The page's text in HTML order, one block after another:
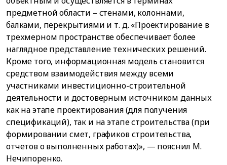
предметной области – стенами, колоннами,
балками, перекрытиями и т. д. «Проектирование в
трехмерном пространстве обеспечивает более
наглядное представление технических решений.
Кроме того, информационная модель становится
средством взаимодействия между всеми
участниками инвестиционно-строительной
деятельности и достоверным источником данных
как на этапе проектирования (для получения
спецификаций), так и на этапе строительства (при
формировании смет, графиков строительства,
отчетов о выполненных работах)», — пояснил М.
Нечипоренко.